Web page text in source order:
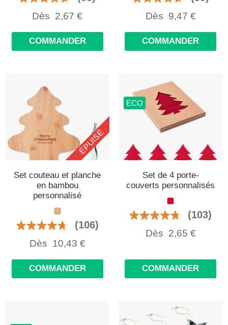
Dès 2,67 €
COMMANDER
Dès 9,47 €
COMMANDER
ÉPUISÉ
Set couteau et planche
en bambou
personnalisé
(106)
Dès 10,43 €
COMMANDER
ECO
Set de 4 porte-
couverts personnalisés
(103)
Dès 2,65 €
COMMANDER